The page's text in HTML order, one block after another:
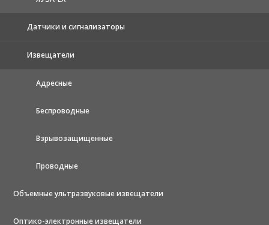
Датчики и сигнализаторы
Извещатели
Адресные
Беспроводные
Взрывозащищенные
Проводные
Объемные ультразвуковые извещатели
Оптико-электронные извещатели